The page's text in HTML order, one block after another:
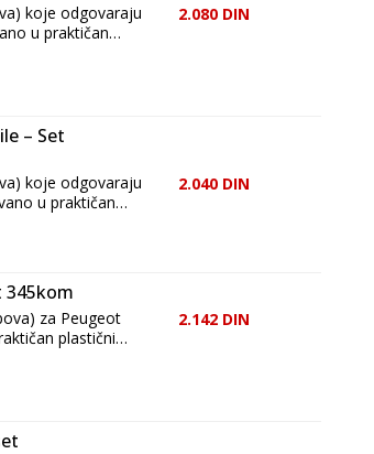
koje odgovaraju
2.080 DIN
– Set
koje odgovaraju
2.040 DIN
345kom
za Peugeot
2.142 DIN